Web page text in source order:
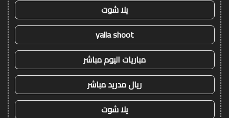
يلا شوت
yalla shoot
مباريات اليوم مباشر
ريال مدريد مباشر
يلا شوت